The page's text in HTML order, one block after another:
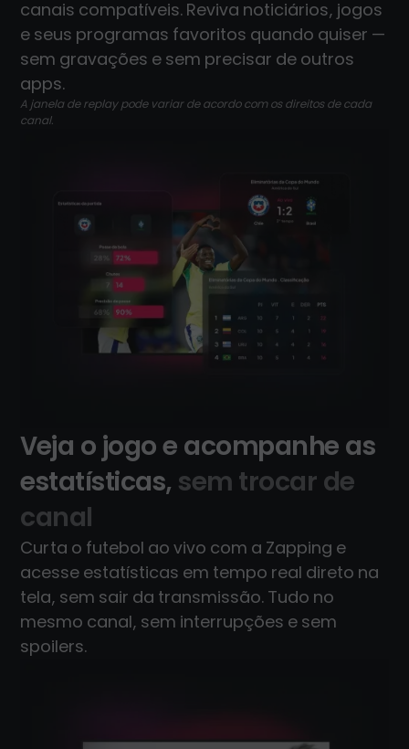
canais compatíveis. Reviva noticiários, jogos
e seus programas favoritos quando quiser —
sem gravações e sem precisar de outros
apps.
A janela de replay pode variar de acordo com os direitos de cada
canal.
Veja o jogo e acompanhe as
estatísticas, sem trocar de
canal
Curta o futebol ao vivo com a Zapping e
acesse estatísticas em tempo real direto na
tela, sem sair da transmissão. Tudo no
mesmo canal, sem interrupções e sem
spoilers.